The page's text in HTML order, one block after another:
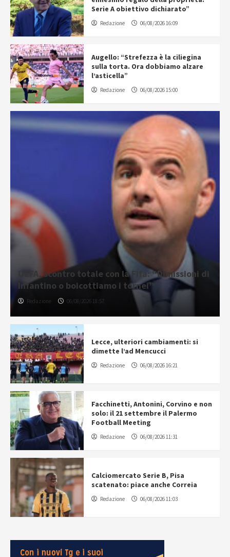
Serie A obiettivo dichiarato”
Redazione 06/08/2026 16:09
Augello: “Strefezza è la ciliegina
sulla torta. Ora dobbiamo alzare
l’asticella”
Redazione 06/08/2026 15:00
UEFA, scontro totale con la Fifa: “Dimissioni di
Infantino o boicottiamo i tornei”
Redazione 06/08/2026 18:57
Lecce, ulteriori cambiamenti: si
dimette l’ad Mencucci
Redazione 06/08/2026 16:21
Facchinetti, Antonini, Corvino e non
solo: il 21 settembre il Palermo
Football Meeting
Redazione 06/08/2026 11:31
Calciomercato Serie B, Pisa
scatenato: piace anche Correia
Redazione 06/08/2026 11:03